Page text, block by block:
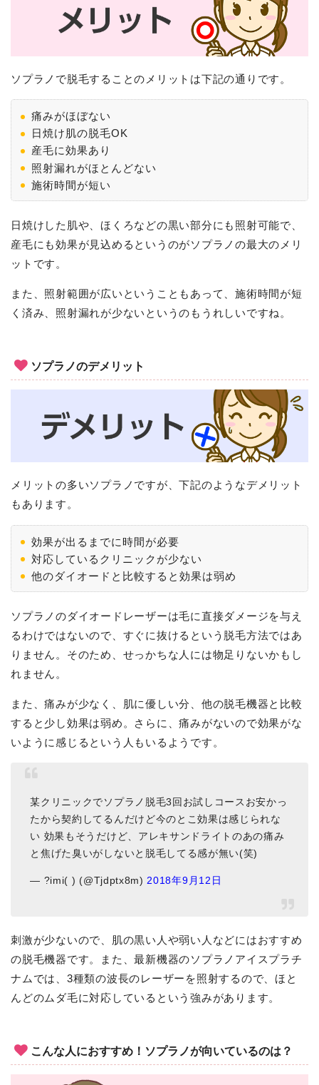
ソプラノで脱毛することのメリットは下記の通りです。
痛みがほぼない
日焼け肌の脱毛OK
産毛に効果あり
照射漏れがほとんどない
施術時間が短い
日焼けした肌や、ほくろなどの黒い部分にも照射可能で、
産毛にも効果が見込めるというのがソプラノの最大のメリ
ットです。
また、照射範囲が広いということもあって、施術時間が短
く済み、照射漏れが少ないというのもうれしいですね。
ソプラノのデメリット
メリットの多いソプラノですが、下記のようなデメリット
もあります。
効果が出るまでに時間が必要
対応しているクリニックが少ない
他のダイオードと比較すると効果は弱め
ソプラノのダイオードレーザーは毛に直接ダメージを与え
るわけではないので、すぐに抜けるという脱毛方法ではあ
りません。そのため、せっかちな人には物足りないかもし
れません。
また、痛みが少なく、肌に優しい分、他の脱毛機器と比較
すると少し効果は弱め。さらに、痛みがないので効果がな
いように感じるという人もいるようです。
某クリニックでソプラノ脱毛3回お試しコースお安かっ
たから契約してるんだけど今のとこ効果は感じられな
い 効果もそうだけど、アレキサンドライトのあの痛み
と焦げた臭いがしないと脱毛してる感が無い(笑)
— ?imi( ) (@Tjdptx8m) 2018年9月12日
刺激が少ないので、肌の黒い人や弱い人などにはおすすめ
の脱毛機器です。また、最新機器のソプラノアイスプラチ
ナムでは、3種類の波長のレーザーを照射するので、ほと
んどのムダ毛に対応しているという強みがあります。
こんな人におすすめ！ソプラノが向いているのは？